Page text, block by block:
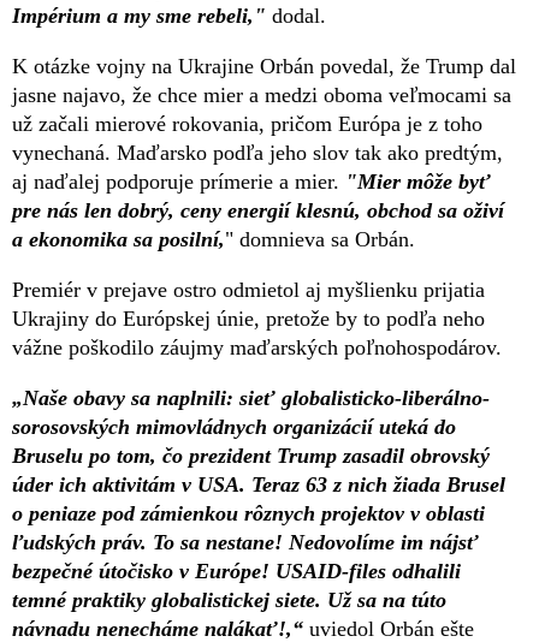
Impérium a my sme rebeli," dodal.
K otázke vojny na Ukrajine Orbán povedal, že Trump dal
jasne najavo, že chce mier a medzi oboma veľmocami sa
už začali mierové rokovania, pričom Európa je z toho
vynechaná. Maďarsko podľa jeho slov tak ako predtým,
aj naďalej podporuje prímerie a mier. "Mier môže byť
pre nás len dobrý, ceny energií klesnú, obchod sa oživí
a ekonomika sa posilní," domnieva sa Orbán.
Premiér v prejave ostro odmietol aj myšlienku prijatia
Ukrajiny do Európskej únie, pretože by to podľa neho
vážne poškodilo záujmy maďarských poľnohospodárov.
„Naše obavy sa naplnili: sieť globalisticko-liberálno-
sorosovských mimovládnych organizácií uteká do
Bruselu po tom, čo prezident Trump zasadil obrovský
úder ich aktivitám v USA. Teraz 63 z nich žiada Brusel
o peniaze pod zámienkou rôznych projektov v oblasti
ľudských práv. To sa nestane! Nedovolíme im nájsť
bezpečné útočisko v Európe! USAID-files odhalili
temné praktiky globalistickej siete. Už sa na túto
návnadu nenecháme nalákať!,“ uviedol Orbán ešte